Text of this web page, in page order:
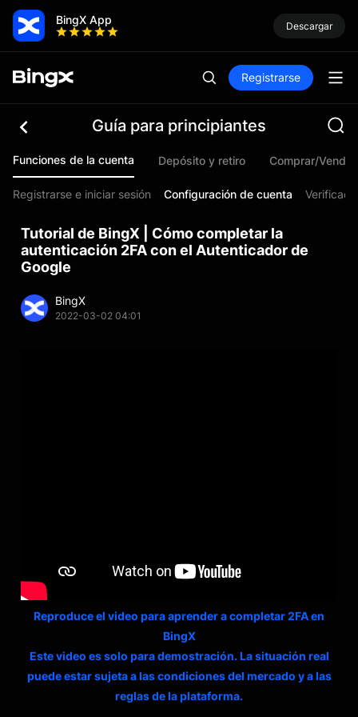
BingX App Descargar
Registrarse
Guía para principiantes
Funciones de la cuenta Depósito y retiro Comprar/
Registrarse e iniciar sesión Configuración de cuenta
Tutorial de BingX | Cómo completar la
autenticación 2FA con el Autenticador de
Google
BingX
2022-03-02 04:01
Reproduce el video para aprender a completar 2FA en
BingX
Este video es solo para demostración. La situación real
puede estar sujeta a las condiciones del mercado y a las
reglas de la plataforma.